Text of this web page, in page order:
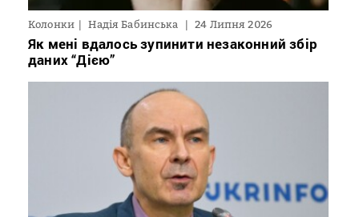
Колонки Надія Бабинська 24 Липня 2026
Як мені вдалось зупинити незаконний збір
даних “Дією”